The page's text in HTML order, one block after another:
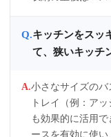
キッチンをスッ
て、狭いキッチ
小さなサイズのバ
トレイ（例：ア
も効果的に活用
ースを有効に使い